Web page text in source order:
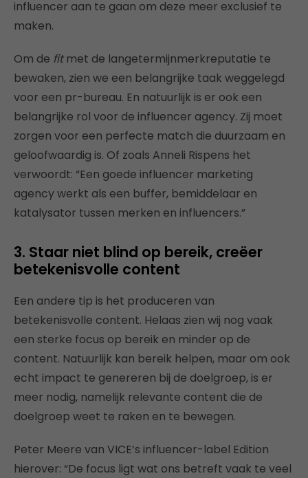
influencer aan te gaan om deze meer exclusief te
maken.
Om de fitmet de langetermijnmerkreputatie te
bewaken, zien we een belangrijke taak weggelegd
voor een pr-bureau. En natuurlijk is er ook een
belangrijke rol voor de influencer agency. Zij moet
zorgen voor een perfecte match die duurzaam en
geloofwaardig is. Of zoals Anneli Rispens het
verwoordt: “Een goede influencer marketing
agency werkt als een buffer, bemiddelaar en
katalysator tussen merken en influencers.”
3. Staar niet blind op bereik, creëer
betekenisvolle content
Een andere tip is het produceren van
betekenisvolle content. Helaas zien wij nog vaak
een sterke focus op bereik en minder op de
content. Natuurlijk kan bereik helpen, maar om ook
echt impact te genereren bij de doelgroep, is er
meer nodig, namelijk relevante content die de
doelgroep weet te raken en te bewegen.
Peter Meere van VICE’s influencer-label Edition
hierover: “De focus ligt wat ons betreft vaak te veel